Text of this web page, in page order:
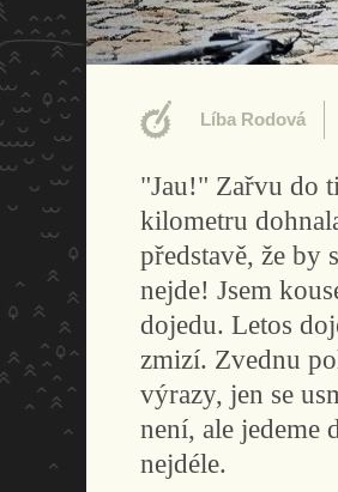
Líba Rodová
"Jau!" Zařvu do
kilometru
představě, že by
nejde! Jsem
dojedu. Letos
zmizí. Zvednu
výrazy, jen se
není, ale jedeme
nejdéle.